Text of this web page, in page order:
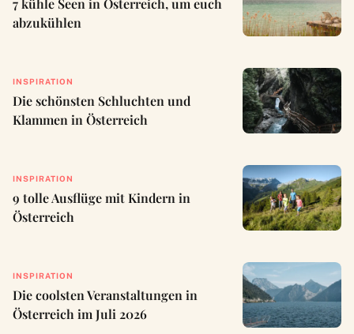
abzukühlen
INSPIRATION
Die schönsten Schluchten und
Klammen in Österreich
INSPIRATION
9 tolle Ausflüge mit Kindern in
Österreich
INSPIRATION
Die coolsten Veranstaltungen in
Österreich im Juli 2026